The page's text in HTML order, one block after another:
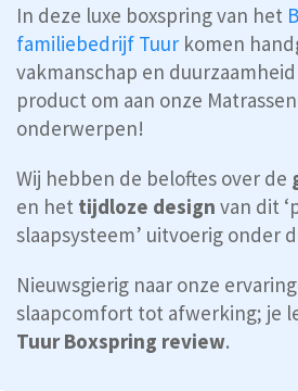
In deze luxe boxspring van het
familiebedrijf Tuur komen
vakmanschap en
product om aan onze
onderwerpen!
Wij hebben de beloftes over de
en het tijdloze design van dit
slaapsysteem’ uitvoerig onder
Nieuwsgierig naar onze
slaapcomfort tot afwerking; je
Tuur Boxspring review.